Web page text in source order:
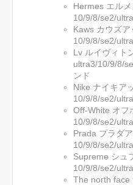
Hermes エル
10/9/8/se2/
Kaws カウズ
10/9/8/se2/
Lv ルイヴィト
ultra3/10/9/8/
ンド
Nike ナイキア
10/9/8/se2/
Off-White オフ
10/9/8/se2/
Prada プラダ
10/9/8/se2/
Supreme シュ
10/9/8/se2/
The north face